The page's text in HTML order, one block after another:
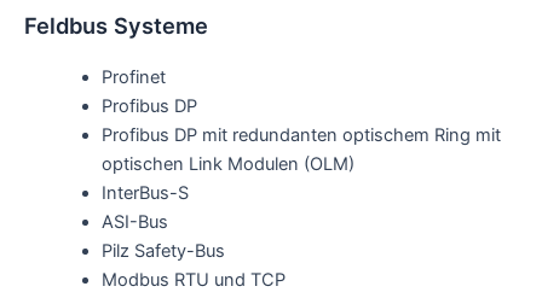
Feldbus Systeme
Profinet
Profibus DP
Profibus DP mit redundanten optischem Ring mit
optischen Link Modulen (OLM)
InterBus-S
ASI-Bus
Pilz Safety-Bus
Modbus RTU und TCP